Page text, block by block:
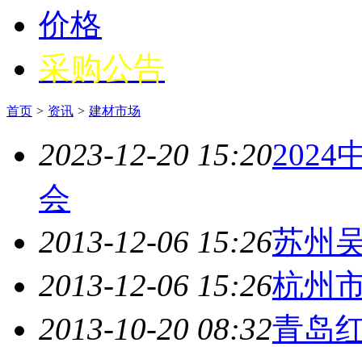
价格
采购公告
首页 > 资讯 > 建材市场
2023-12-20 15:202024
会
2013-12-06 15:26苏州
2013-12-06 15:26杭州
2013-10-20 08:32青岛